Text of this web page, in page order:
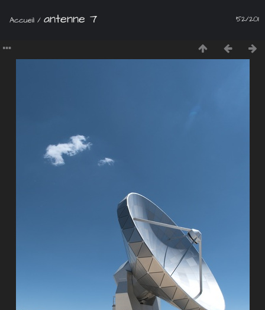
52/201
Accueil / antenne 7